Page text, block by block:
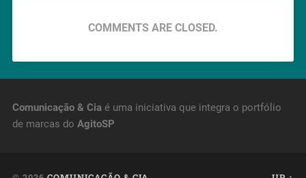
COMMENTS ARE CLOSED.
Comunicação & Ciaé uma iniciativa que integra o portfólio
de marcas do AgitoSP